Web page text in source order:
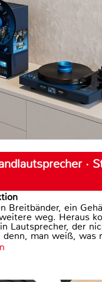
·
Breitbänder, ein
weg. Heraus
Lautsprecher, der
man weiß, was